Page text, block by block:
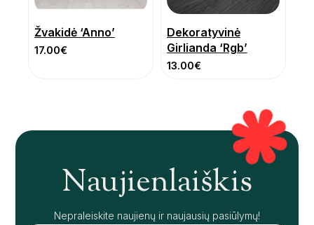
Žvakidė ‘Anno’
17.00€
Dekoratyvinė
Girlianda ‘Rgb’
13.00€
Naujienlaiškis
Nepraleiskite naujienų ir naujausių pasiūlymų!